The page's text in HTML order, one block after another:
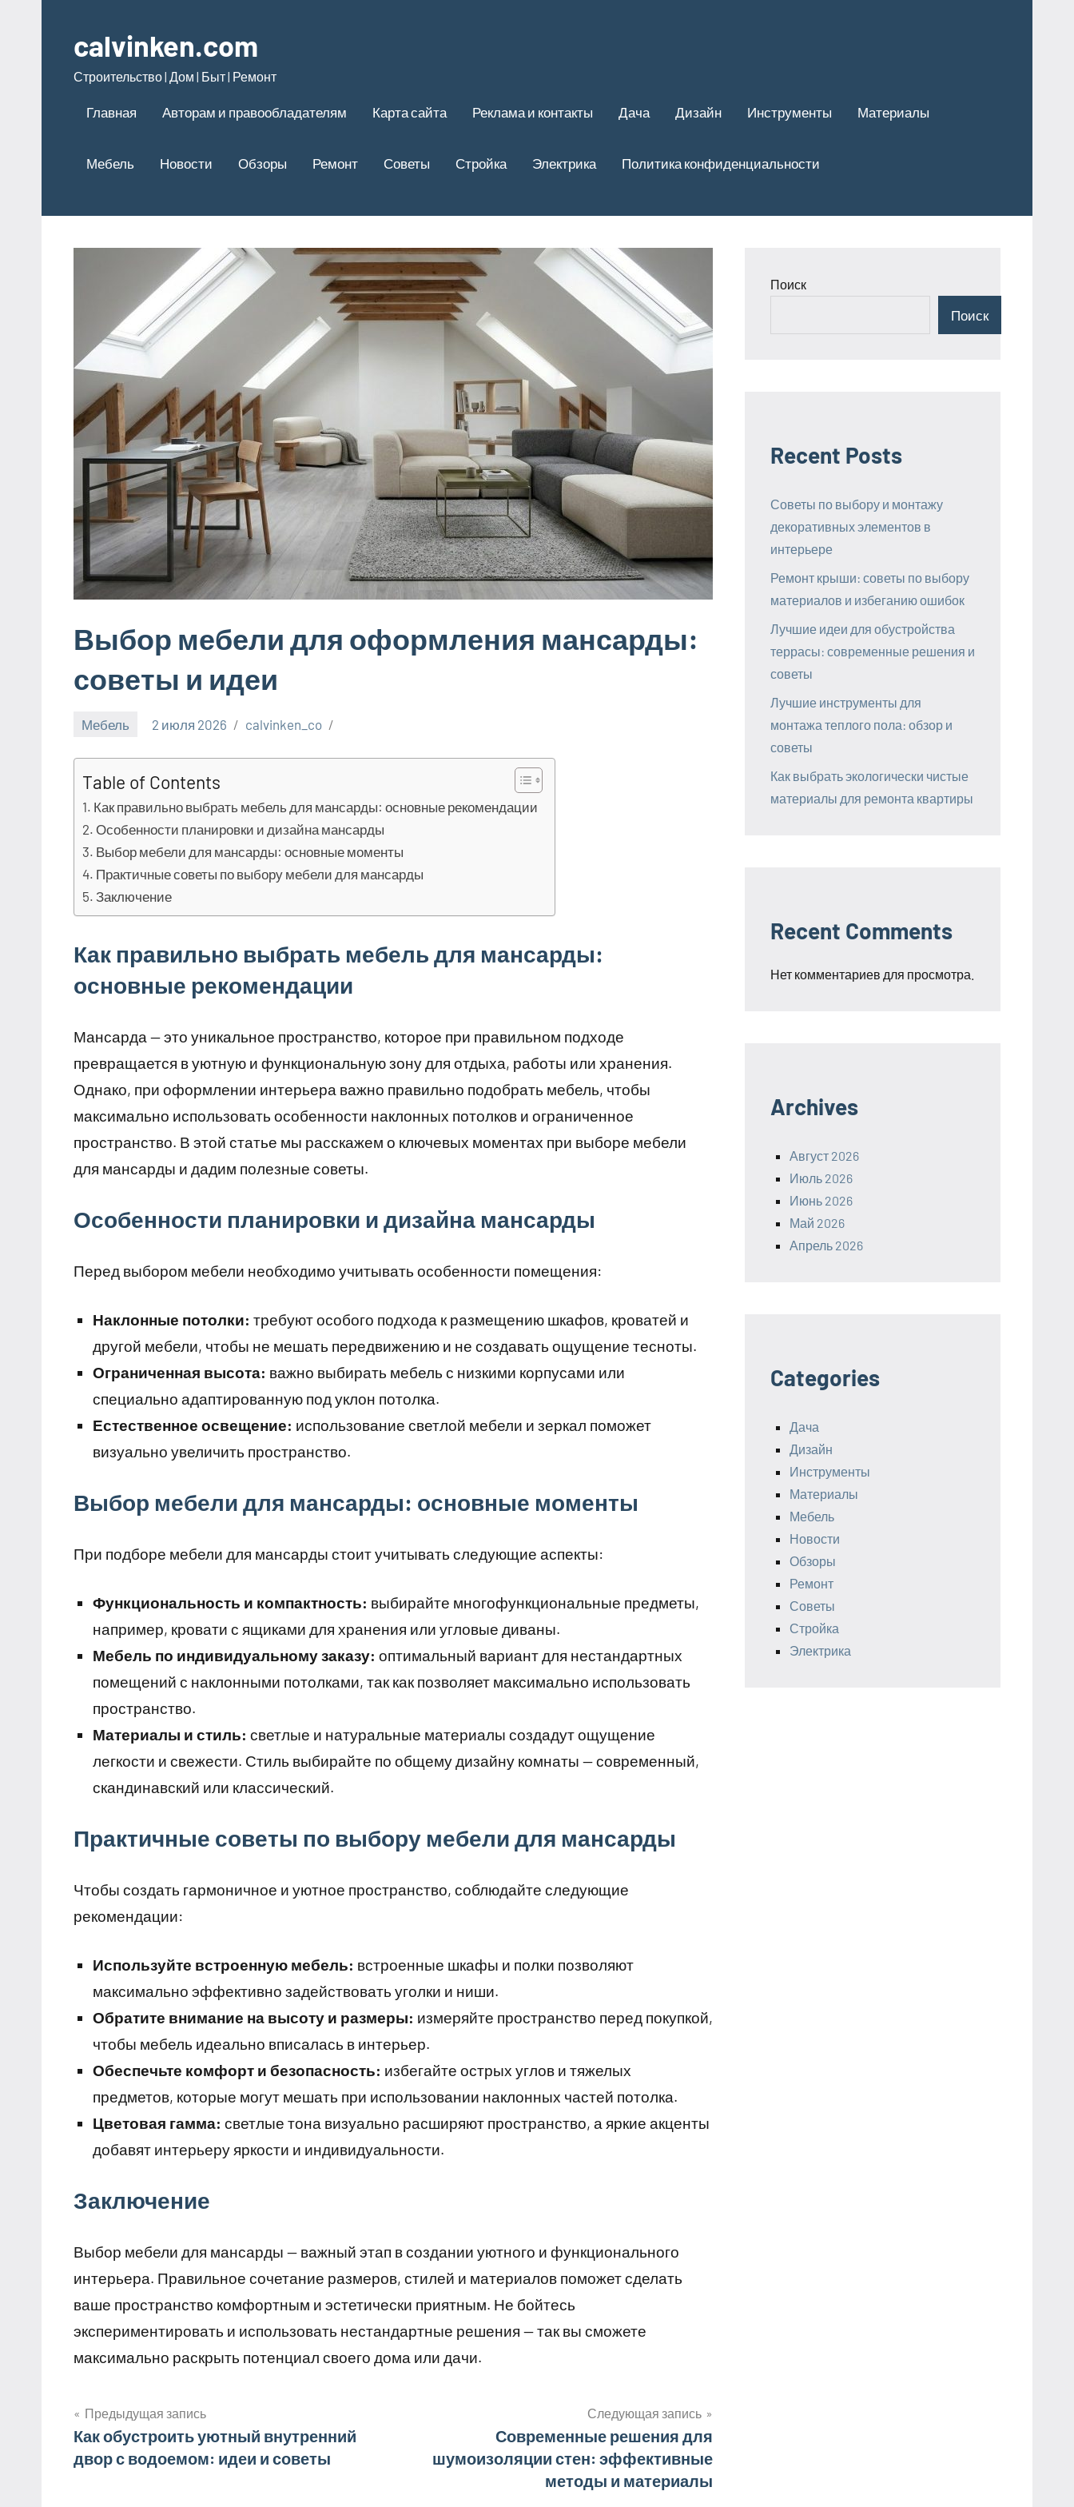
содержимому
calvinken.com
Строительство | Дом | Быт | Ремонт
Главная Авторам и правообладателям Карта сайта Реклама и контакты Дача Дизайн Инструменты Материалы
Мебель Новости Обзоры Ремонт Советы Стройка Электрика Политика конфиденциальности
Выбор мебели для оформления мансарды:
советы и идеи
Мебель 2 июля 2026 calvinken_co
Table of Contents
Как правильно выбрать мебель для мансарды: основные рекомендации
Особенности планировки и дизайна мансарды
Выбор мебели для мансарды: основные моменты
Практичные советы по выбору мебели для мансарды
Заключение
Как правильно выбрать мебель для мансарды:
основные рекомендации
Мансарда — это уникальное пространство, которое при правильном подходе
превращается в уютную и функциональную зону для отдыха, работы или хранения.
Однако, при оформлении интерьера важно правильно подобрать мебель, чтобы
максимально использовать особенности наклонных потолков и ограниченное
пространство. В этой статье мы расскажем о ключевых моментах при выборе мебели
для мансарды и дадим полезные советы.
Особенности планировки и дизайна мансарды
Перед выбором мебели необходимо учитывать особенности помещения:
Наклонные потолки: требуют особого подхода к размещению шкафов, кроватей и
другой мебели, чтобы не мешать передвижению и не создавать ощущение тесноты.
Ограниченная высота: важно выбирать мебель с низкими корпусами или
специально адаптированную под уклон потолка.
Естественное освещение: использование светлой мебели и зеркал поможет
визуально увеличить пространство.
Выбор мебели для мансарды: основные моменты
При подборе мебели для мансарды стоит учитывать следующие аспекты:
Функциональность и компактность: выбирайте многофункциональные предметы,
например, кровати с ящиками для хранения или угловые диваны.
Мебель по индивидуальному заказу: оптимальный вариант для нестандартных
помещений с наклонными потолками, так как позволяет максимально использовать
пространство.
Материалы и стиль: светлые и натуральные материалы создадут ощущение
легкости и свежести. Стиль выбирайте по общему дизайну комнаты — современный,
скандинавский или классический.
Практичные советы по выбору мебели для мансарды
Чтобы создать гармоничное и уютное пространство, соблюдайте следующие
рекомендации:
Используйте встроенную мебель: встроенные шкафы и полки позволяют
максимально эффективно задействовать уголки и ниши.
Обратите внимание на высоту и размеры: измеряйте пространство перед покупкой,
чтобы мебель идеально вписалась в интерьер.
Обеспечьте комфорт и безопасность: избегайте острых углов и тяжелых
предметов, которые могут мешать при использовании наклонных частей потолка.
Цветовая гамма: светлые тона визуально расширяют пространство, а яркие акценты
добавят интерьеру яркости и индивидуальности.
Заключение
Выбор мебели для мансарды — важный этап в создании уютного и функционального
интерьера. Правильное сочетание размеров, стилей и материалов поможет сделать
ваше пространство комфортным и эстетически приятным. Не бойтесь
экспериментировать и использовать нестандартные решения — так вы сможете
максимально раскрыть потенциал своего дома или дачи.
Навигация
по
Предыдущая запись
Как обустроить уютный внутренний
двор с водоемом: идеи и советы
Следующая запись
Современные решения для
шумоизоляции стен: эффективные
методы и материалы
Поиск
Поиск
Recent Posts
Советы по выбору и монтажу
декоративных элементов в
интерьере
Ремонт крыши: советы по выбору
материалов и избеганию ошибок
Лучшие идеи для обустройства
террасы: современные решения и
советы
Лучшие инструменты для
монтажа теплого пола: обзор и
советы
Как выбрать экологически чистые
материалы для ремонта квартиры
Recent Comments
Нет комментариев для просмотра.
Archives
Август 2026
Июль 2026
Июнь 2026
Май 2026
Апрель 2026
Categories
Дача
Дизайн
Инструменты
Материалы
Мебель
Новости
Обзоры
Ремонт
Советы
Стройка
Электрика